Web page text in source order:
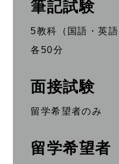
筆記試験
5教科（国語・英
各50分
面接試験
留学希望者のみ
留学希望者